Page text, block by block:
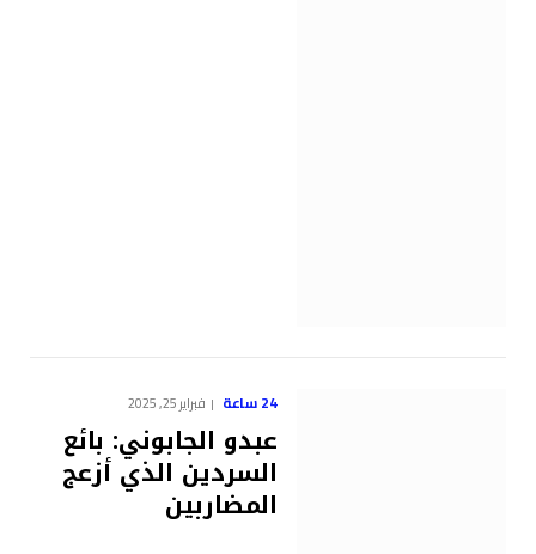
24 ساعة فبراير 25, 2025
عبدو الجابوني: بائع
السردين الذي أزعج
المضاربين